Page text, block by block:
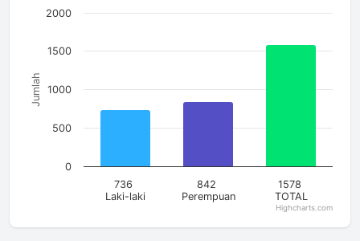
The chart has 1 X axis displaying categories.
Jumlah
736
Laki-laki
842
Perempuan
1578
TOTAL
0
500
1000
1500
2000
Highcharts.com